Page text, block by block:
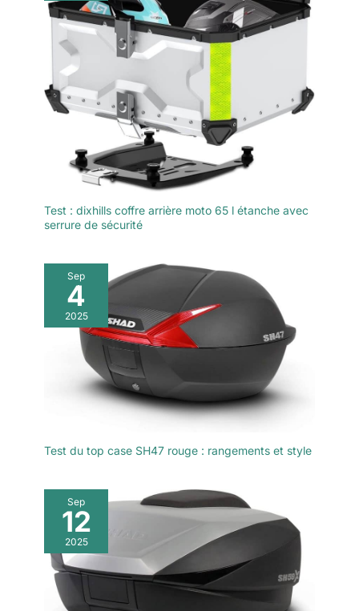
Test : dixhills coffre arrière moto 65 l étanche avec
serrure de sécurité
Sep
4
2025
Test du top case SH47 rouge : rangements et style
Sep
12
2025